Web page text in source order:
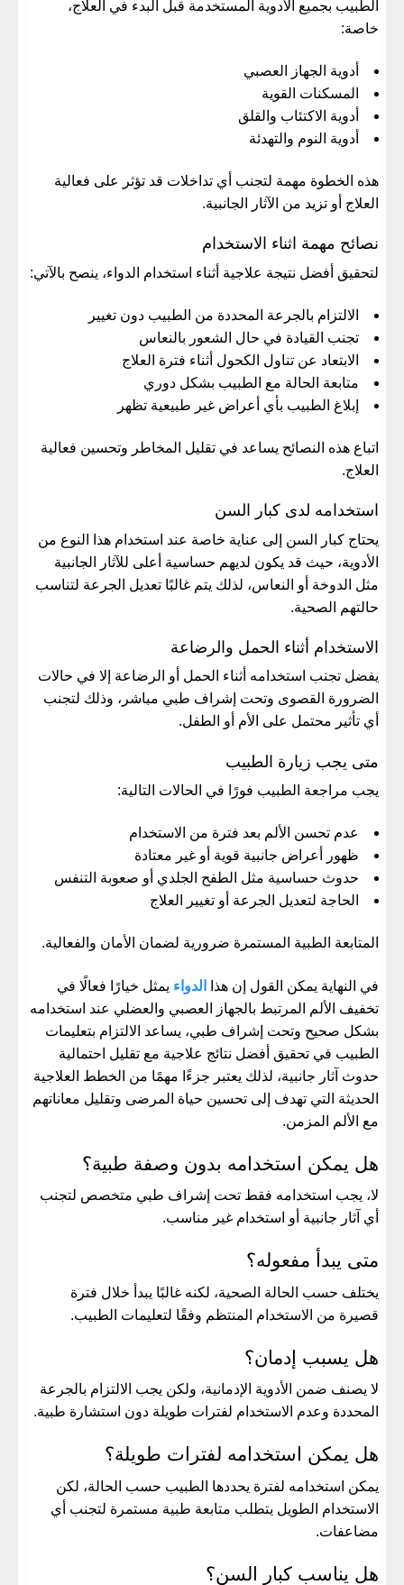
الطبيب بجميع الأدوية المستخدمة قبل البدء في العلاج،
خاصة:
أدوية الجهاز العصبي
المسكنات القوية
أدوية الاكتئاب والقلق
أدوية النوم والتهدئة
هذه الخطوة مهمة لتجنب أي تداخلات قد تؤثر على فعالية
العلاج أو تزيد من الآثار الجانبية.
نصائح مهمة اثناء الاستخدام
لتحقيق أفضل نتيجة علاجية أثناء استخدام الدواء، ينصح بالآتي:
الالتزام بالجرعة المحددة من الطبيب دون تغيير
تجنب القيادة في حال الشعور بالنعاس
الابتعاد عن تناول الكحول أثناء فترة العلاج
متابعة الحالة مع الطبيب بشكل دوري
إبلاغ الطبيب بأي أعراض غير طبيعية تظهر
اتباع هذه النصائح يساعد في تقليل المخاطر وتحسين فعالية
العلاج.
استخدامه لدى كبار السن
يحتاج كبار السن إلى عناية خاصة عند استخدام هذا النوع من
الأدوية، حيث قد يكون لديهم حساسية أعلى للآثار الجانبية
مثل الدوخة أو النعاس، لذلك يتم غالبًا تعديل الجرعة لتناسب
حالتهم الصحية.
الاستخدام أثناء الحمل والرضاعة
يفضل تجنب استخدامه أثناء الحمل أو الرضاعة إلا في حالات
الضرورة القصوى وتحت إشراف طبي مباشر، وذلك لتجنب
أي تأثير محتمل على الأم أو الطفل.
متى يجب زيارة الطبيب
يجب مراجعة الطبيب فورًا في الحالات التالية:
عدم تحسن الألم بعد فترة من الاستخدام
ظهور أعراض جانبية قوية أو غير معتادة
حدوث حساسية مثل الطفح الجلدي أو صعوبة التنفس
الحاجة لتعديل الجرعة أو تغيير العلاج
المتابعة الطبية المستمرة ضرورية لضمان الأمان والفعالية.
في النهاية يمكن القول إن هذا الدواء يمثل خيارًا فعالًا في
تخفيف الألم المرتبط بالجهاز العصبي والعضلي عند استخدامه
بشكل صحيح وتحت إشراف طبي، يساعد الالتزام بتعليمات
الطبيب في تحقيق أفضل نتائج علاجية مع تقليل احتمالية
حدوث آثار جانبية، لذلك يعتبر جزءًا مهمًا من الخطط العلاجية
الحديثة التي تهدف إلى تحسين حياة المرضى وتقليل معاناتهم
مع الألم المزمن.
هل يمكن استخدامه بدون وصفة طبية؟
لا، يجب استخدامه فقط تحت إشراف طبي متخصص لتجنب
أي آثار جانبية أو استخدام غير مناسب.
متى يبدأ مفعوله؟
يختلف حسب الحالة الصحية، لكنه غالبًا يبدأ خلال فترة
قصيرة من الاستخدام المنتظم وفقًا لتعليمات الطبيب.
هل يسبب إدمان؟
لا يصنف ضمن الأدوية الإدمانية، ولكن يجب الالتزام بالجرعة
المحددة وعدم الاستخدام لفترات طويلة دون استشارة طبية.
هل يمكن استخدامه لفترات طويلة؟
يمكن استخدامه لفترة يحددها الطبيب حسب الحالة، لكن
الاستخدام الطويل يتطلب متابعة طبية مستمرة لتجنب أي
مضاعفات.
هل يناسب كبار السن؟